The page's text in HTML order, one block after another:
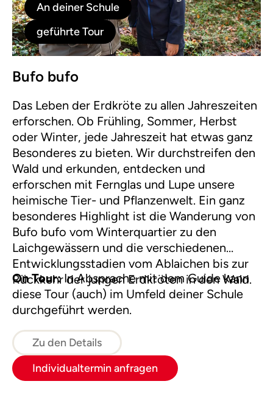
An deiner Schule
geführte Tour
Bufo bufo
Das Leben der Erdkröte zu allen Jahreszeiten
erforschen. Ob Frühling, Sommer, Herbst
oder Winter, jede Jahreszeit hat etwas ganz
Besonderes zu bieten. Wir durchstreifen den
Wald und erkunden, entdecken und
erforschen mit Fernglas und Lupe unsere
heimische Tier- und Pflanzenwelt. Ein ganz
besonderes Highlight ist die Wanderung von
Bufo bufo vom Winterquartier zu den
Laichgewässern und die verschiedenen
Entwicklungsstadien vom Ablaichen bis zur
Rückkehr der jungen Erdkröten in den Wald.
On Tour:In Absprache mit dem Guide kann
diese Tour (auch) im Umfeld deiner Schule
durchgeführt werden.
Zu den Details
Individualtermin anfragen